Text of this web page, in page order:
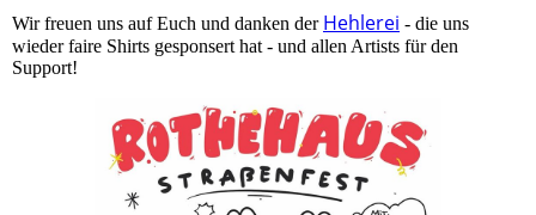
Wir freuen uns auf Euch und danken der Hehlerei - die uns
wieder faire Shirts gesponsert hat - und allen Artists für den
Support!